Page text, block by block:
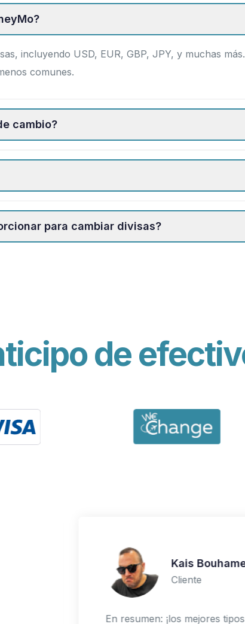
incluyendo USD, EUR, GBP, JPY, y muchas
comunes.
cambio?
para cambiar divisas?
de
Kais
Cliente
En resumen: ¡los mejores